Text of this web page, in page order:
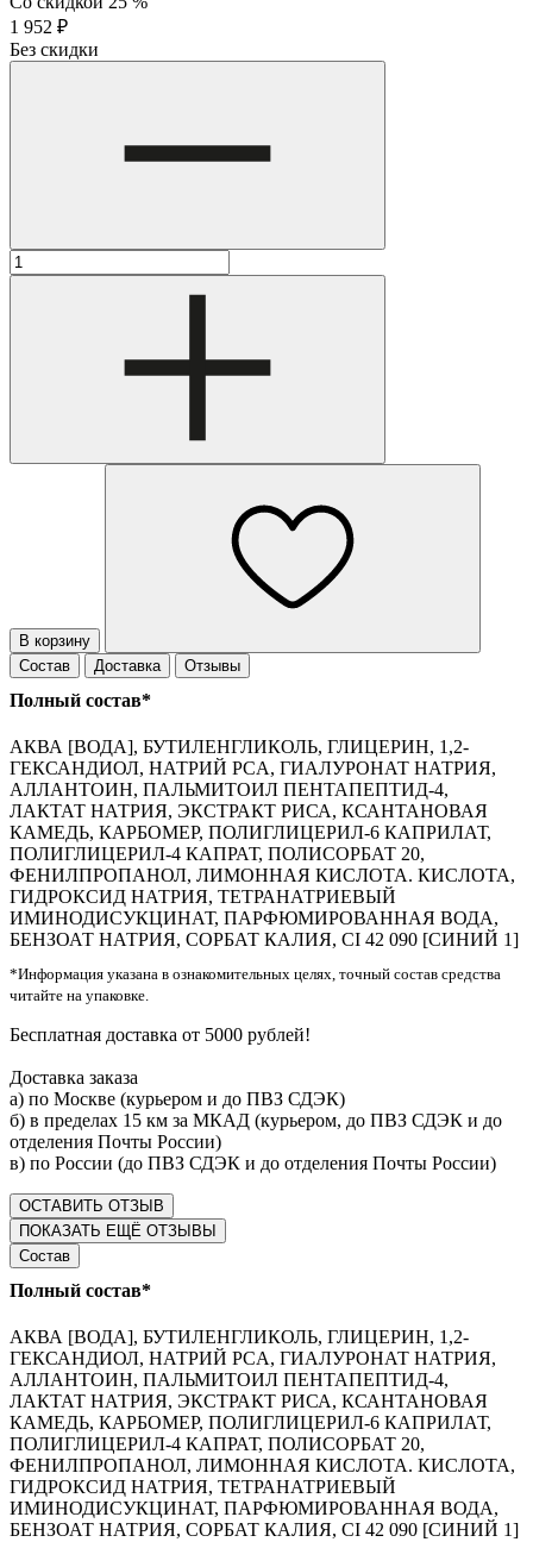
1 952 ₽
Без скидки
В корзину
Состав
Доставка Отзывы
Полный состав*
АКВА [ВОДА], БУТИЛЕНГЛИКОЛЬ, ГЛИЦЕРИН, 1,2-
ГЕКСАНДИОЛ, НАТРИЙ PCA, ГИАЛУРОНАТ НАТРИЯ,
АЛЛАНТОИН, ПАЛЬМИТОИЛ ПЕНТАПЕПТИД-4,
ЛАКТАТ НАТРИЯ, ЭКСТРАКТ РИСА, КСАНТАНОВАЯ
КАМЕДЬ, КАРБОМЕР, ПОЛИГЛИЦЕРИЛ-6 КАПРИЛАТ,
ПОЛИГЛИЦЕРИЛ-4 КАПРАТ, ПОЛИСОРБАТ 20,
ФЕНИЛПРОПАНОЛ, ЛИМОННАЯ КИСЛОТА. КИСЛОТА,
ГИДРОКСИД НАТРИЯ, ТЕТРАНАТРИЕВЫЙ
ИМИНОДИСУКЦИНАТ, ПАРФЮМИРОВАННАЯ ВОДА,
БЕНЗОАТ НАТРИЯ, СОРБАТ КАЛИЯ, CI 42 090 [СИНИЙ 1]
*Информация указана в ознакомительных целях, точный состав средства
читайте на упаковке.
Бесплатная доставка от 5000 рублей!
Доставка заказа
а) по Москве (курьером и до ПВЗ СДЭК)
б) в пределах 15 км за МКАД (курьером, до ПВЗ СДЭК и до
отделения Почты России)
в) по России (до ПВЗ СДЭК и до отделения Почты России)
ОСТАВИТЬ ОТЗЫВ
ПОКАЗАТЬ ЕЩЁ ОТЗЫВЫ
Состав
Полный состав*
АКВА [ВОДА], БУТИЛЕНГЛИКОЛЬ, ГЛИЦЕРИН, 1,2-
ГЕКСАНДИОЛ, НАТРИЙ PCA, ГИАЛУРОНАТ НАТРИЯ,
АЛЛАНТОИН, ПАЛЬМИТОИЛ ПЕНТАПЕПТИД-4,
ЛАКТАТ НАТРИЯ, ЭКСТРАКТ РИСА, КСАНТАНОВАЯ
КАМЕДЬ, КАРБОМЕР, ПОЛИГЛИЦЕРИЛ-6 КАПРИЛАТ,
ПОЛИГЛИЦЕРИЛ-4 КАПРАТ, ПОЛИСОРБАТ 20,
ФЕНИЛПРОПАНОЛ, ЛИМОННАЯ КИСЛОТА. КИСЛОТА,
ГИДРОКСИД НАТРИЯ, ТЕТРАНАТРИЕВЫЙ
ИМИНОДИСУКЦИНАТ, ПАРФЮМИРОВАННАЯ ВОДА,
БЕНЗОАТ НАТРИЯ, СОРБАТ КАЛИЯ, CI 42 090 [СИНИЙ 1]